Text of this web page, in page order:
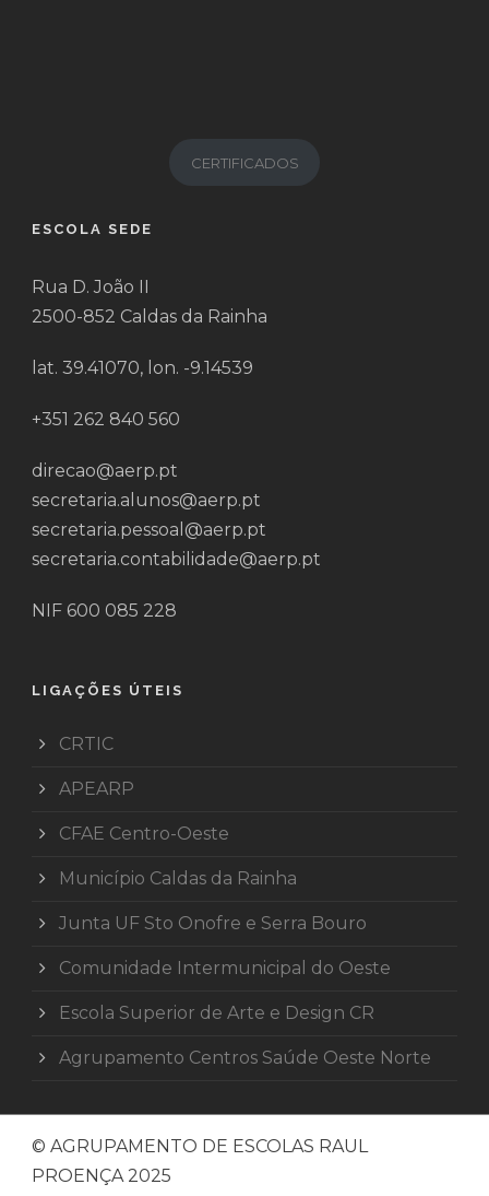
CERTIFICADOS
ESCOLA SEDE
Rua D. João II
2500-852 Caldas da Rainha
lat. 39.41070, lon. -9.14539
+351 262 840 560
direcao@aerp.pt
secretaria.alunos@aerp.pt
secretaria.pessoal@aerp.pt
secretaria.contabilidade@aerp.pt
NIF 600 085 228
LIGAÇÕES ÚTEIS
CRTIC
APEARP
CFAE Centro-Oeste
Município Caldas da Rainha
Junta UF Sto Onofre e Serra Bouro
Comunidade Intermunicipal do Oeste
Escola Superior de Arte e Design CR
Agrupamento Centros Saúde Oeste Norte
© AGRUPAMENTO DE ESCOLAS RAUL
PROENÇA 2025